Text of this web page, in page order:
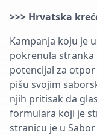
>>> Hrvatska
Kampanja koju je
pokrenula stranka
potencijal za
pišu svojim
njih pritisak da
formulara koji je
stranicu je u